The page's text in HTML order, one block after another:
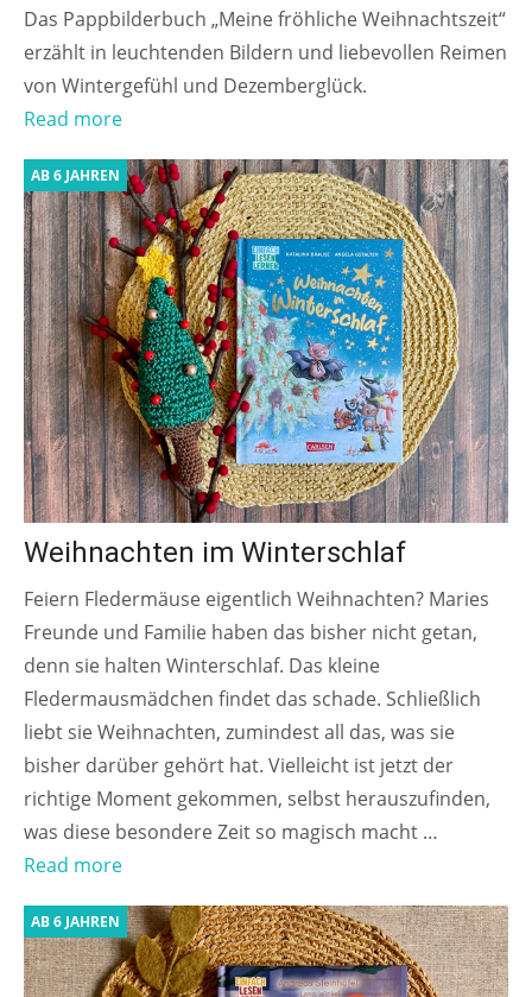
Das Pappbilderbuch „Meine fröhliche Weihnachtszeit“
erzählt in leuchtenden Bildern und liebevollen Reimen
von Wintergefühl und Dezemberglück.
Read more
AB 6 JAHREN
Weihnachten im Winterschlaf
Feiern Fledermäuse eigentlich Weihnachten? Maries
Freunde und Familie haben das bisher nicht getan,
denn sie halten Winterschlaf. Das kleine
Fledermausmädchen findet das schade. Schließlich
liebt sie Weihnachten, zumindest all das, was sie
bisher darüber gehört hat. Vielleicht ist jetzt der
richtige Moment gekommen, selbst herauszufinden,
was diese besondere Zeit so magisch macht …
Read more
AB 6 JAHREN